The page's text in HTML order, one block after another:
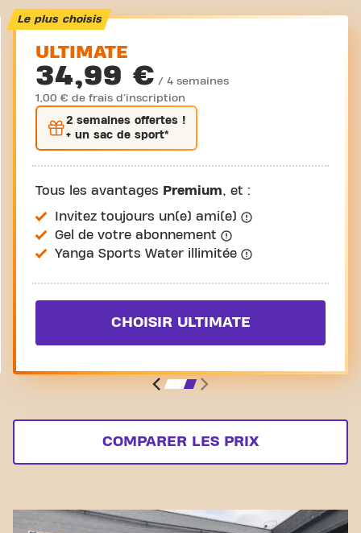
Le plus choisis
ULTIMATE
34,99 € / 4 semaines
1,00 € de frais d'inscription
2 semaines offertes !
+ un sac de sport*
Tous les avantages Premium, et :
Invitez toujours un(e) ami(e)
Gel de votre abonnement
Yanga Sports Water illimitée
CHOISIR ULTIMATE
COMPARER LES PRIX